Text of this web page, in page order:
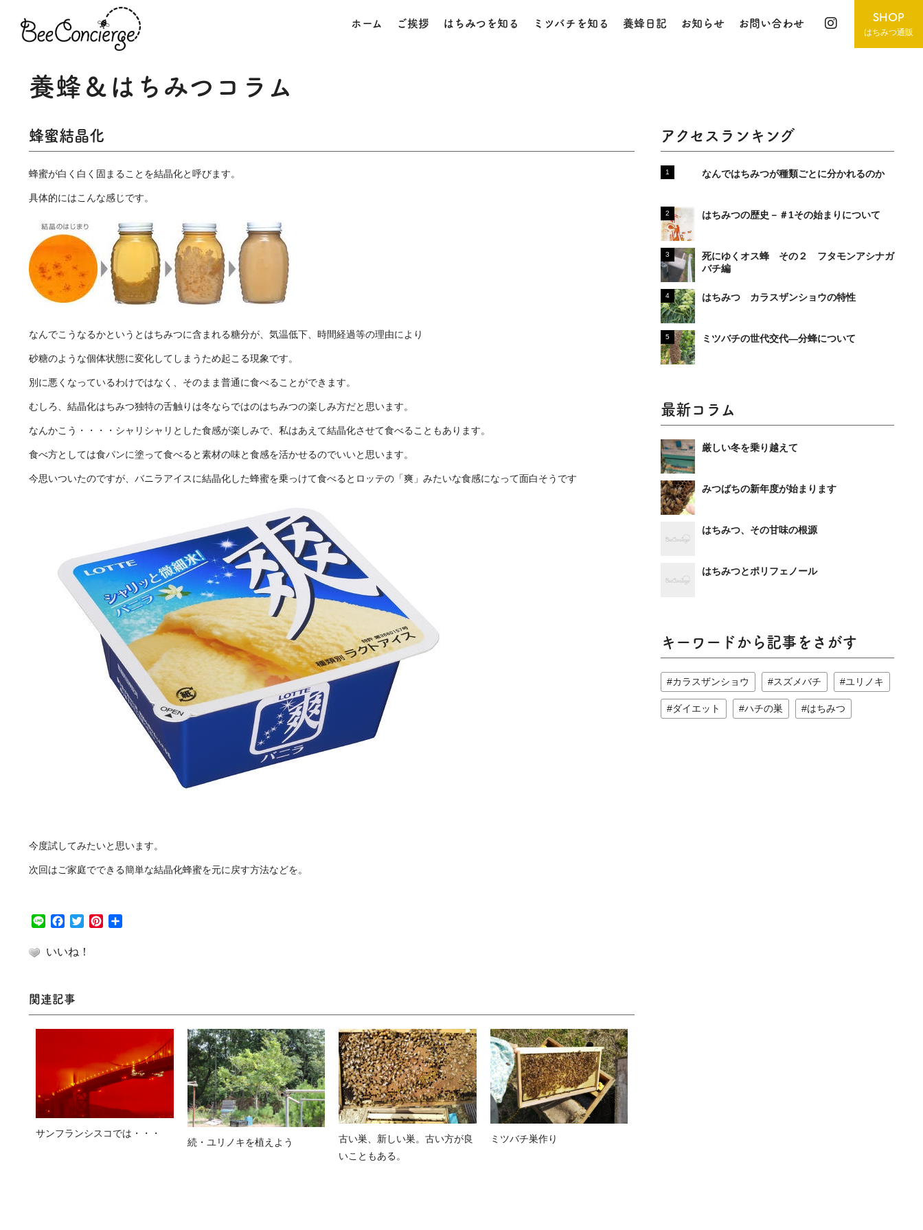
ホーム ご挨拶 はちみつを知る ミツバチを知る 養蜂日記 お知らせ お問い合わせ
SHOP
はちみつ通販
養蜂＆はちみつコラム
蜂蜜結晶化
蜂蜜が白く白く固まることを結晶化と呼びます。
具体的にはこんな感じです。
なんでこうなるかというとはちみつに含まれる糖分が、気温低下、時間経過等の理由により
砂糖のような個体状態に変化してしまうため起こる現象です。
別に悪くなっているわけではなく、そのまま普通に食べることができます。
むしろ、結晶化はちみつ独特の舌触りは冬ならではのはちみつの楽しみ方だと思います。
なんかこう・・・・シャリシャリとした食感が楽しみで、私はあえて結晶化させて食べることもあります。
食べ方としては食パンに塗って食べると素材の味と食感を活かせるのでいいと思います。
今思いついたのですが、バニラアイスに結晶化した蜂蜜を乗っけて食べるとロッテの「爽」みたいな食感になって面白そうです
今度試してみたいと思います。
次回はご家庭でできる簡単な結晶化蜂蜜を元に戻す方法などを。
Line Facebook
TwitterPinterest
いいね！
関連記事
サンフランシスコでは・・・
続・ユリノキを植えよう
古い巣、新しい巣。古い方が良
いこともある。
ミツバチ巣作り
アクセスランキング
なんではちみつが種類ごとに分かれるのか
はちみつの歴史－＃1その始まりについて
死にゆくオス蜂 その２ フタモンアシナガ
バチ編
はちみつ カラスザンショウの特性
ミツバチの世代交代―分蜂について
最新コラム
厳しい冬を乗り越えて
みつばちの新年度が始まります
はちみつ、その甘味の根源
はちみつとポリフェノール
キーワードから記事をさがす
カラスザンショウ スズメバチ ユリノキ
ダイエット ハチの巣 はちみつ